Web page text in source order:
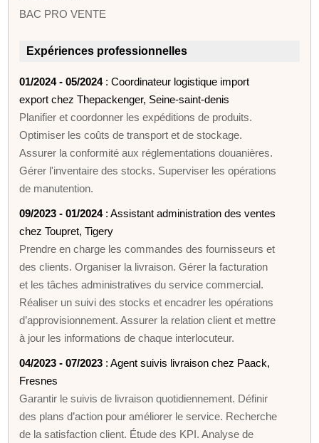
BAC PRO VENTE
Expériences professionnelles
01/2024 - 05/2024: Coordinateur logistique import
export chez Thepackenger, Seine-saint-denis
Planifier et coordonner les expéditions de produits.
Optimiser les coûts de transport et de stockage.
Assurer la conformité aux réglementations douanières.
Gérer l'inventaire des stocks. Superviser les opérations
de manutention.
09/2023 - 01/2024: Assistant administration des ventes
chez Toupret, Tigery
Prendre en charge les commandes des fournisseurs et
des clients. Organiser la livraison. Gérer la facturation
et les tâches administratives du service commercial.
Réaliser un suivi des stocks et encadrer les opérations
d’approvisionnement. Assurer la relation client et mettre
à jour les informations de chaque interlocuteur.
04/2023 - 07/2023 : Agent suivis livraison chez Paack,
Fresnes
Garantir le suivis de livraison quotidiennement. Définir
des plans d’action pour améliorer le service. Recherche
de la satisfaction client. Étude des KPI. Analyse de